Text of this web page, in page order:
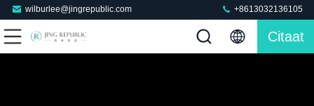
wilburlee@jingrepublic.com +8613032136105
Citaat